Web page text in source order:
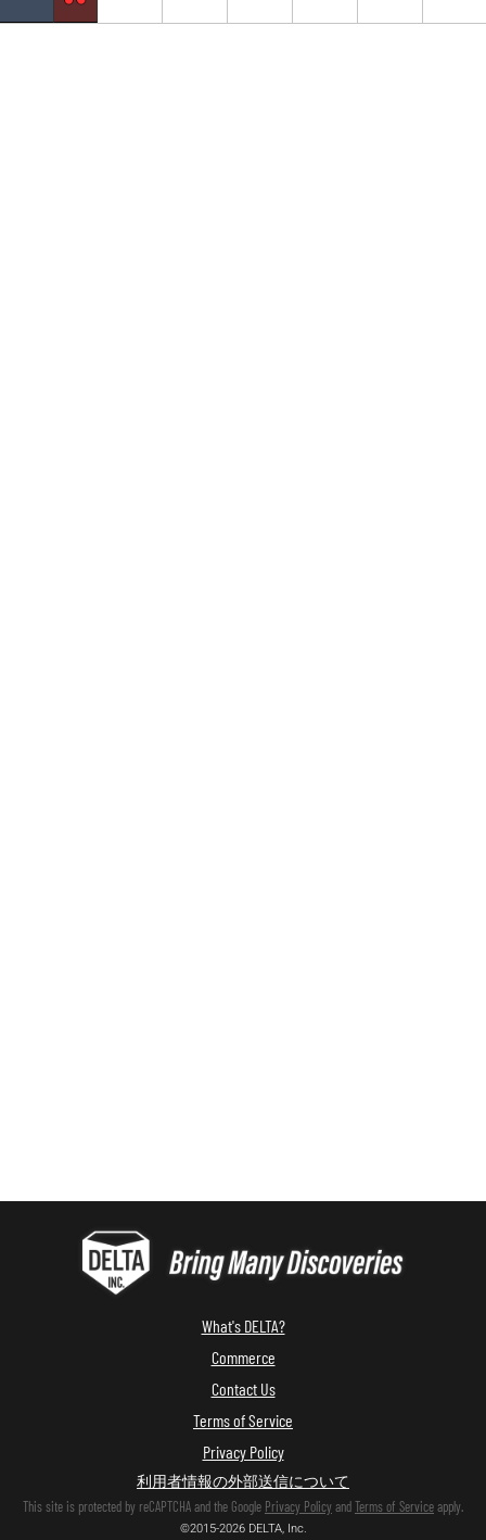
What's DELTA?
Commerce
Contact Us
Terms of Service
Privacy Policy
利用者情報の外部送信について
This site is protected by reCAPTCHA and the Google Privacy PolicyandTerms of Serviceapply.
©2015-2026 DELTA, Inc.